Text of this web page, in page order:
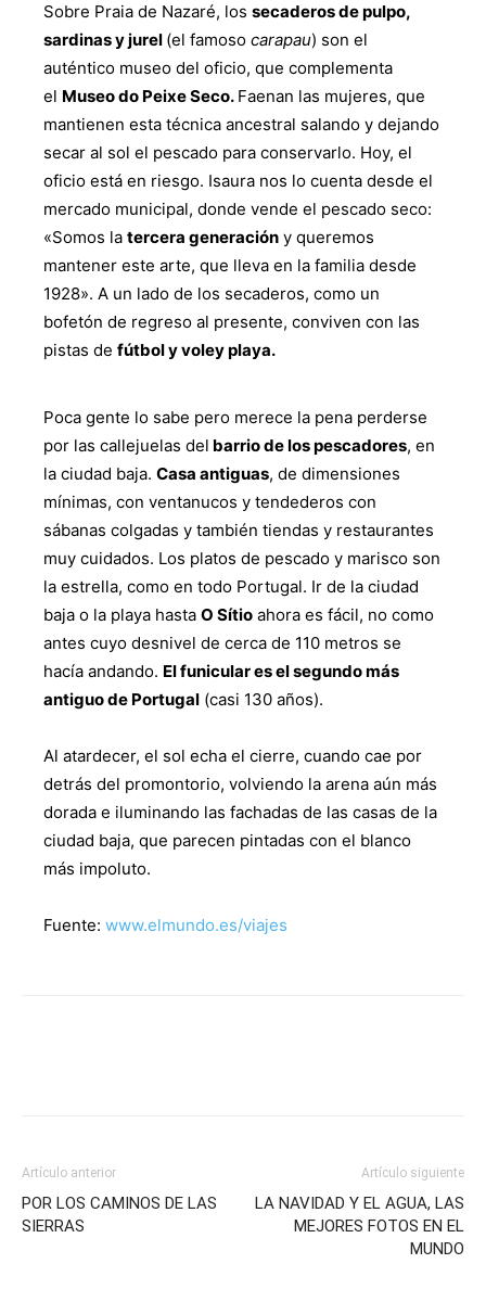
Sobre Praia de Nazaré, los secaderos de pulpo,
sardinas y jurel (el famoso carapau) son el
auténtico museo del oficio, que complementa
el Museo do Peixe Seco. Faenan las mujeres, que
mantienen esta técnica ancestral salando y dejando
secar al sol el pescado para conservarlo. Hoy, el
oficio está en riesgo. Isaura nos lo cuenta desde el
mercado municipal, donde vende el pescado seco:
«Somos la tercera generación y queremos
mantener este arte, que lleva en la familia desde
1928». A un lado de los secaderos, como un
bofetón de regreso al presente, conviven con las
pistas de fútbol y voley playa.
Poca gente lo sabe pero merece la pena perderse
por las callejuelas del barrio de los pescadores, en
la ciudad baja. Casa antiguas, de dimensiones
mínimas, con ventanucos y tendederos con
sábanas colgadas y también tiendas y restaurantes
muy cuidados. Los platos de pescado y marisco son
la estrella, como en todo Portugal. Ir de la ciudad
baja o la playa hasta O Sítio ahora es fácil, no como
antes cuyo desnivel de cerca de 110 metros se
hacía andando. El funicular es el segundo más
antiguo de Portugal (casi 130 años).
Al atardecer, el sol echa el cierre, cuando cae por
detrás del promontorio, volviendo la arena aún más
dorada e iluminando las fachadas de las casas de la
ciudad baja, que parecen pintadas con el blanco
más impoluto.
Fuente: www.elmundo.es/viajes
Artículo anterior
POR LOS CAMINOS DE LAS
SIERRAS
Artículo siguiente
LA NAVIDAD Y EL AGUA, LAS
MEJORES FOTOS EN EL
MUNDO